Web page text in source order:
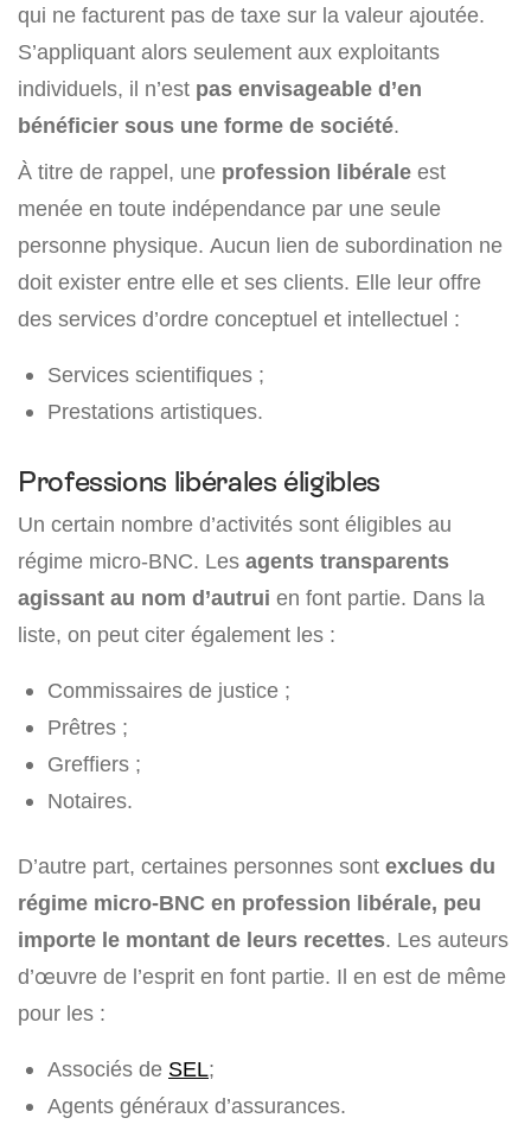
qui ne facturent pas de taxe sur la valeur ajoutée.
S’appliquant alors seulement aux exploitants
individuels, il n’est pas envisageable d’en
bénéficier sous une forme de société.
À titre de rappel, une profession libérale est
menée en toute indépendance par une seule
personne physique. Aucun lien de subordination ne
doit exister entre elle et ses clients. Elle leur offre
des services d’ordre conceptuel et intellectuel :
Services scientifiques ;
Prestations artistiques.
Professions libérales éligibles
Un certain nombre d’activités sont éligibles au
régime micro-BNC. Les agents transparents
agissant au nom d’autrui en font partie. Dans la
liste, on peut citer également les :
Commissaires de justice ;
Prêtres ;
Greffiers ;
Notaires.
D’autre part, certaines personnes sont exclues du
régime micro-BNC en profession libérale, peu
importe le montant de leurs recettes. Les auteurs
d’œuvre de l’esprit en font partie. Il en est de même
pour les :
Associés de SEL;
Agents généraux d’assurances.